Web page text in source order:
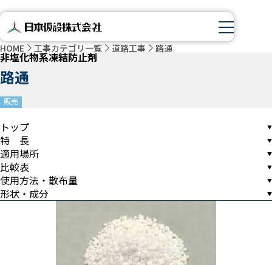
HOME 工事カテゴリ一覧 道路工事 路通
非塩化物系凍結防止剤
路通
販売
トップ
特 長
適用場所
比較表
使用方法・散布量
形状・成分